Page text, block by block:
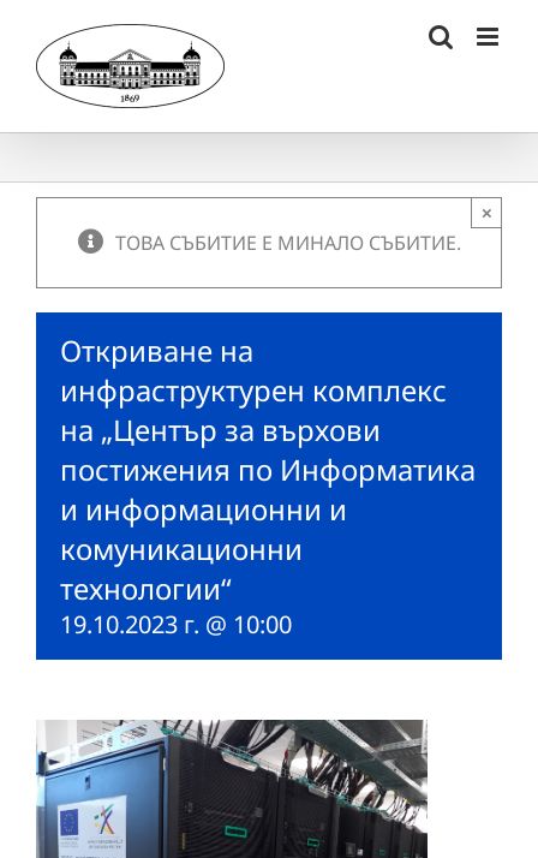
content
ТОВА СЪБИТИЕ Е МИНАЛО СЪБИТИЕ.
×
Откриване на
инфраструктурен комплекс
на „Център за върхови
постижения по Информатика
и информационни и
комуникационни
технологии“
19.10.2023 г. @ 10:00